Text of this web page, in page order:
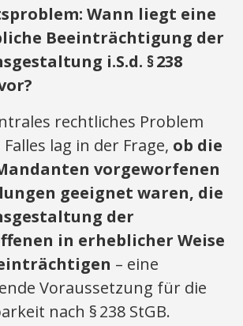
Wann liegt eine
Beeinträchtigung der
i.S.d. §238
rechtliches Problem
Falles lag in der Frage, ob die
vorgeworfenen
geeignet waren, die
der
in erheblicher Weise
– eine
Voraussetzung für die
nach § 238 StGB.